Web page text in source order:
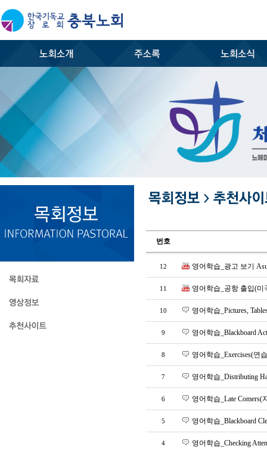
번호
12 영어학습_광고 보기
11 영어학습_공항 출입(미
10 영어학습_Pictures,
9 영어학습_Blackboard
8 영어학습_Exercises(연
7 영어학습_Distributing
6 영어학습_Late Comers(
5 영어학습_Blackboard
4 영어학습_Checking